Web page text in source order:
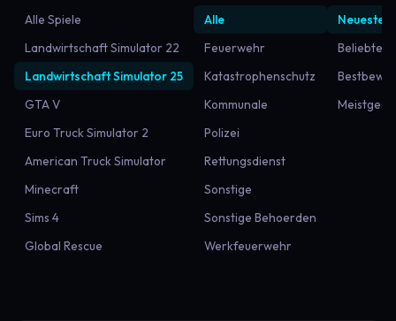
Alle Spiele
Landwirtschaft Simulator 22
Landwirtschaft Simulator 25
GTA V
Euro Truck Simulator 2
American Truck Simulator
Minecraft
Sims 4
Global Rescue
Alle
Feuerwehr
Katastrophenschutz
Kommunale
Polizei
Rettungsdienst
Sonstige
Sonstige Behoerden
Werkfeuerwehr
Neueste